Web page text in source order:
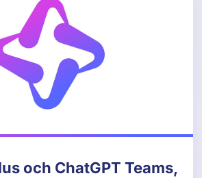
och ChatGPT Teams,